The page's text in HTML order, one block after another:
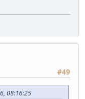
#49
08:16:25